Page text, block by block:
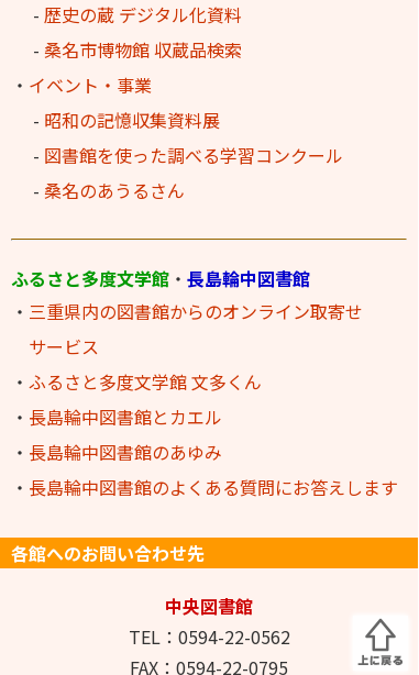
- 歴史の蔵 デジタル化資料
- 桑名市博物館 収蔵品検索
・ イベント・事業
- 昭和の記憶収集資料展
- 図書館を使った調べる学習コンクール
- 桑名のあうるさん
ふるさと多度文学館 ・ 長島輪中図書館
・ 三重県内の図書館からのオンライン取寄せ
サービス
・ ふるさと多度文学館 文多くん
・ 長島輪中図書館とカエル
・ 長島輪中図書館のあゆみ
・ 長島輪中図書館のよくある質問にお答えします
各館へのお問い合わせ先
中央図書館
TEL：0594-22-0562
FAX：0594-22-0795